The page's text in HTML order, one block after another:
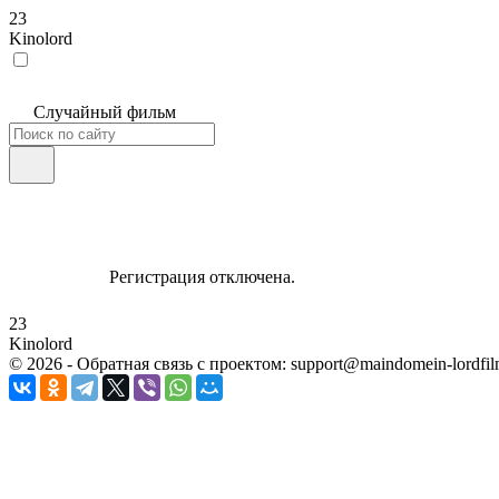
23
Kinolord
Случайный фильм
Регистрация отключена.
23
Kinolord
© 2026 - Обратная связь с проектом: support@maindomein-